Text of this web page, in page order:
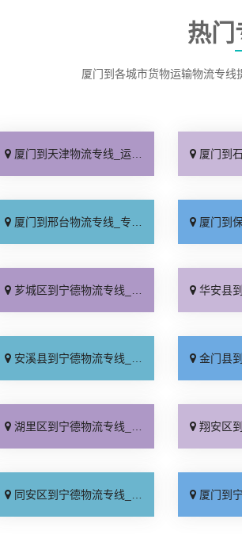
热门
厦门到各城市货物运输物流专线
厦门到天津物流专线_运保时效「高效快运」 厦门到石家庄物
厦门到邢台物流专线_专业靠谱「上门提货」 厦门到保定物
芗城区到宁德物流专线_专业靠谱「诚信经营」 华安县到宁德物
安溪县到宁德物流专线_直发全境「专业可靠」 金门县到宁德物
湖里区到宁德物流专线_送货到门「专线查询」 翔安区到宁德物
同安区到宁德物流专线_托运省心「送货上门」 厦门到宁德货运专线-厦